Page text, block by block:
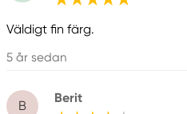
Väldigt fin färg.
5 år sedan
B
Berit